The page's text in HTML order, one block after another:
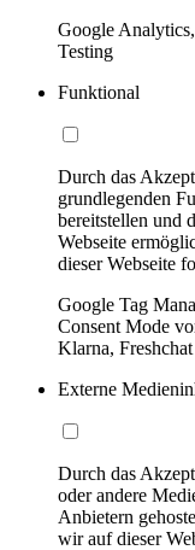
Google
Testing
Funktional
Durch das
grundlegenden
bereitstellen und
Webseite
dieser Webseite
Google Tag
Consent Mode
Klarna, Freshchat
Externe
Durch das
oder andere
Anbietern
wir auf dieser